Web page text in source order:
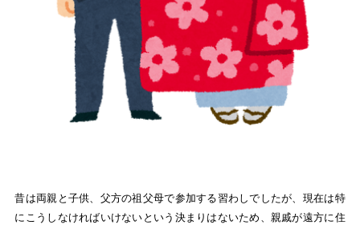
昔は両親と子供、父方の祖父母で参加する習わしでしたが、現在は特
にこうしなければいけないという決まりはないため、親戚が遠方に住